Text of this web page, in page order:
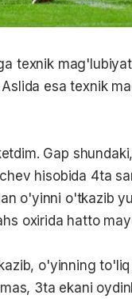
texnik
esa texnik
Gap
hisobida 4ta
o'yinni o'tkazib
oxirida hatto
o'yinning
3ta ekani